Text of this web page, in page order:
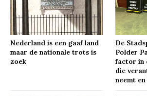
Nederland is een gaaf land
maar de nationale trots is
zoek
De
Polder
factor in
die
neemt